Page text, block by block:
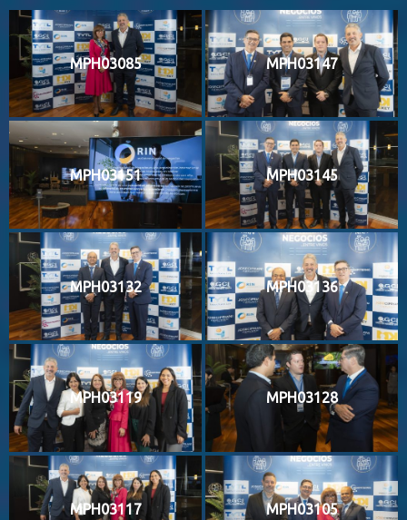
MPH03085 MPH03147
MPH03151 MPH03145
MPH03132 MPH03136
MPH03119 MPH03128
MPH03117 MPH03105